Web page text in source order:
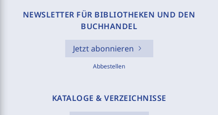
NEWSLETTER FÜR BIBLIOTHEKEN UND DEN
BUCHHANDEL
Jetzt abonnieren
Abbestellen
KATALOGE & VERZEICHNISSE